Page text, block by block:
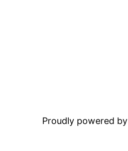
Proudly powered by